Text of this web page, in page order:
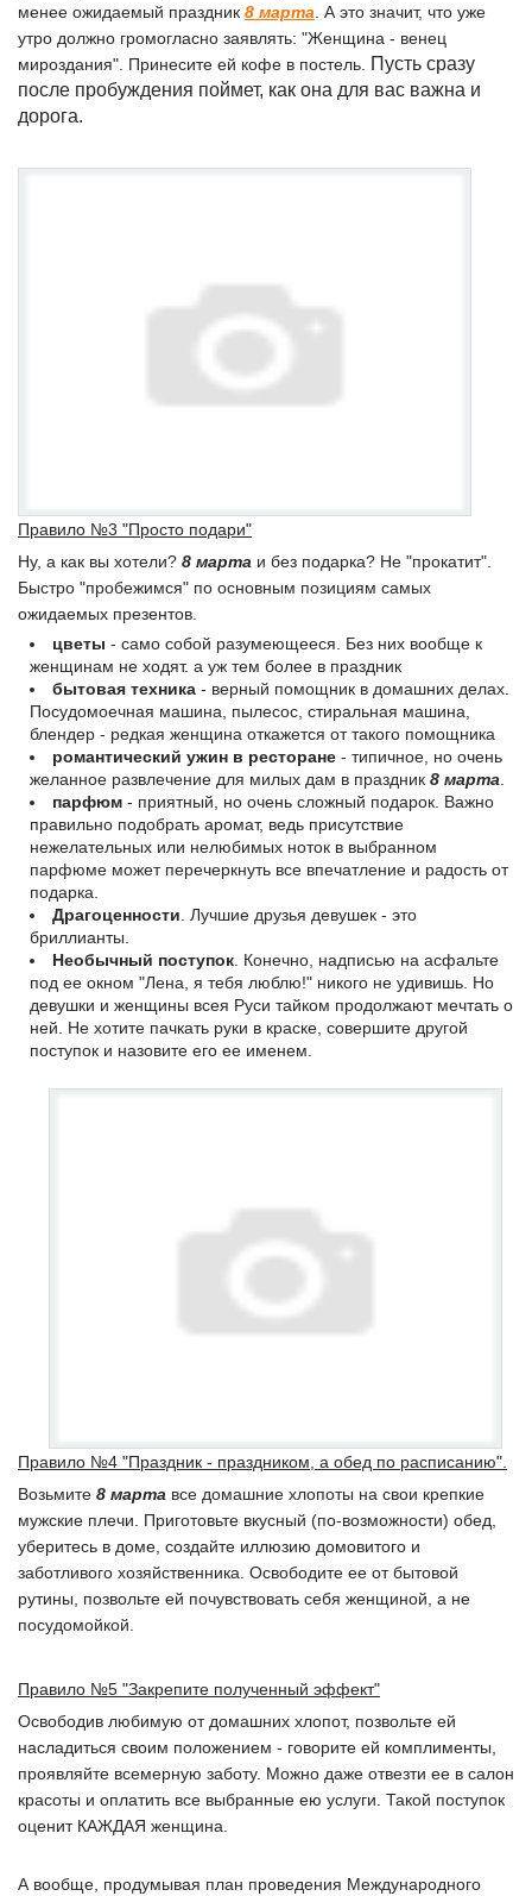
менее ожидаемый праздник 8 марта . А это значит, что уже
утро должно громогласно заявлять: "Женщина - венец
мироздания". Принесите ей кофе в постель.
Пусть сразу
после пробуждения поймет, как она для вас важна и
дорога.
Правило №3 "Просто подари"
Ну, а как вы хотели? 8 марта и без подарка? Не "прокатит".
Быстро "пробежимся" по основным позициям самых
ожидаемых презентов.
цветы - само собой разумеющееся. Без них вообще к
женщинам не ходят. а уж тем более в праздник
бытовая техника - верный помощник в домашних делах.
Посудомоечная машина, пылесос, стиральная машина,
блендер - редкая женщина откажется от такого помощника
романтический ужин в ресторане - типичное, но очень
желанное развлечение для милых дам в праздник 8 марта
парфюм - приятный, но очень сложный подарок. Важно
правильно подобрать аромат, ведь присутствие
нежелательных или нелюбимых ноток в выбранном
парфюме может перечеркнуть все впечатление и радость от
подарка.
Драгоценности . Лучшие друзья девушек - это
бриллианты.
Необычный поступок . Конечно, надписью на асфальте
под ее окном "Лена, я тебя люблю!" никого не удивишь. Но
девушки и женщины всея Руси тайком продолжают мечтать о
ней. Не хотите пачкать руки в краске, совершите другой
поступок и назовите его ее именем.
Правило №4 "Праздник - праздником, а обед по расписанию".
Возьмите 8 марта все домашние хлопоты на свои крепкие
мужские плечи. Приготовьте вкусный (по-возможности) обед,
уберитесь в доме, создайте иллюзию домовитого и
заботливого хозяйственника. Освободите ее от бытовой
рутины, позвольте ей почувствовать себя женщиной, а не
посудомойкой.
Правило №5 "Закрепите полученный эффект"
Освободив любимую от домашних хлопот, позвольте ей
насладиться своим положением - говорите ей комплименты,
проявляйте всемерную заботу. Можно даже отвезти ее в салон
красоты и оплатить все выбранные ею услуги. Такой поступок
оценит КАЖДАЯ женщина.
А вообще, продумывая план проведения Международного